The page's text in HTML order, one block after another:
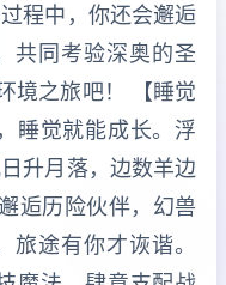
程中，你还会邂逅
共同考验深奥的圣
境之旅吧！ 【睡觉
睡觉就能成长。浮
升月落，边数羊边
逅历险伙伴，幻兽
途有你才诙谐。